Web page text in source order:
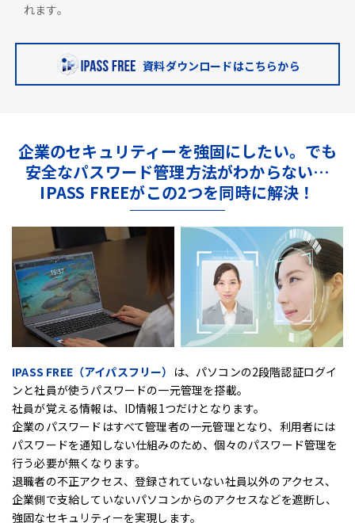
れます。
資料ダウンロードはこちらから
企業のセキュリティーを強固にしたい。 でも
安全なパスワード管理方法がわからない…
IPASS FREEがこの2つを同時に解決！
IPASS FREE（アイパスフリー） は、 パソコンの2段階認証ログイ
ンと社員が使うパスワードの一元管理を搭載。
社員が覚える情報は、ID情報1つだけとなります。
企業のパスワードはすべて管理者の一元管理となり、利用者には
パスワードを通知しない仕組みのため、個々のパスワード管理を
行う必要が無くなります。
退職者の不正アクセス、登録されていない社員以外のアクセス、
企業側で支給していないパソコンからのアクセスなどを遮断し、
強固なセキュリティーを実現します。